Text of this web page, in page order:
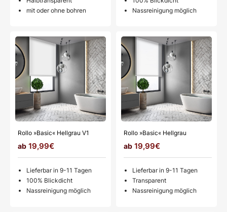
mit oder ohne bohren
Nassreinigung möglich
Rollo »Basic« Hellgrau V1
19,99€
Lieferbar in 9-11 Tagen
100% Blickdicht
Nassreinigung möglich
Rollo »Basic« Hellgrau
19,99€
Lieferbar in 9-11 Tagen
Transparent
Nassreinigung möglich